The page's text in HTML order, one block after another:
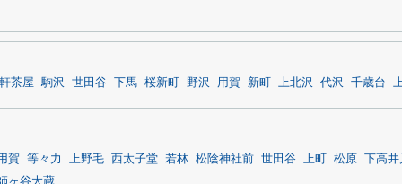
茶屋 駒沢 世田谷 下馬 桜新町 野沢 用賀 新町 上北沢 代沢 千歳台
賀 等々力 上野毛 西太子堂 若林 松陰神社前 世田谷 上町 松原
下高井
ヶ谷大蔵